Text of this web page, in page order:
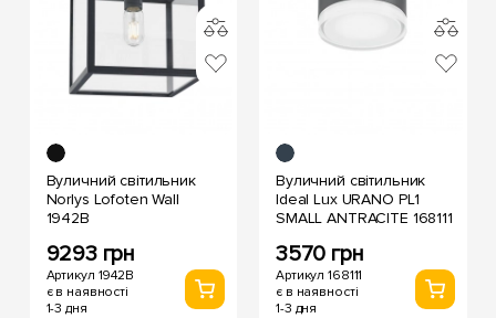
Вуличний світильник
Norlys Lofoten Wall
1942B
9293 грн
Артикул 1942B
є в наявності
1-3 дня
Вуличний світильник
Ideal Lux URANO PL1
SMALL ANTRACITE 168111
3570 грн
Артикул 168111
є в наявності
1-3 дня